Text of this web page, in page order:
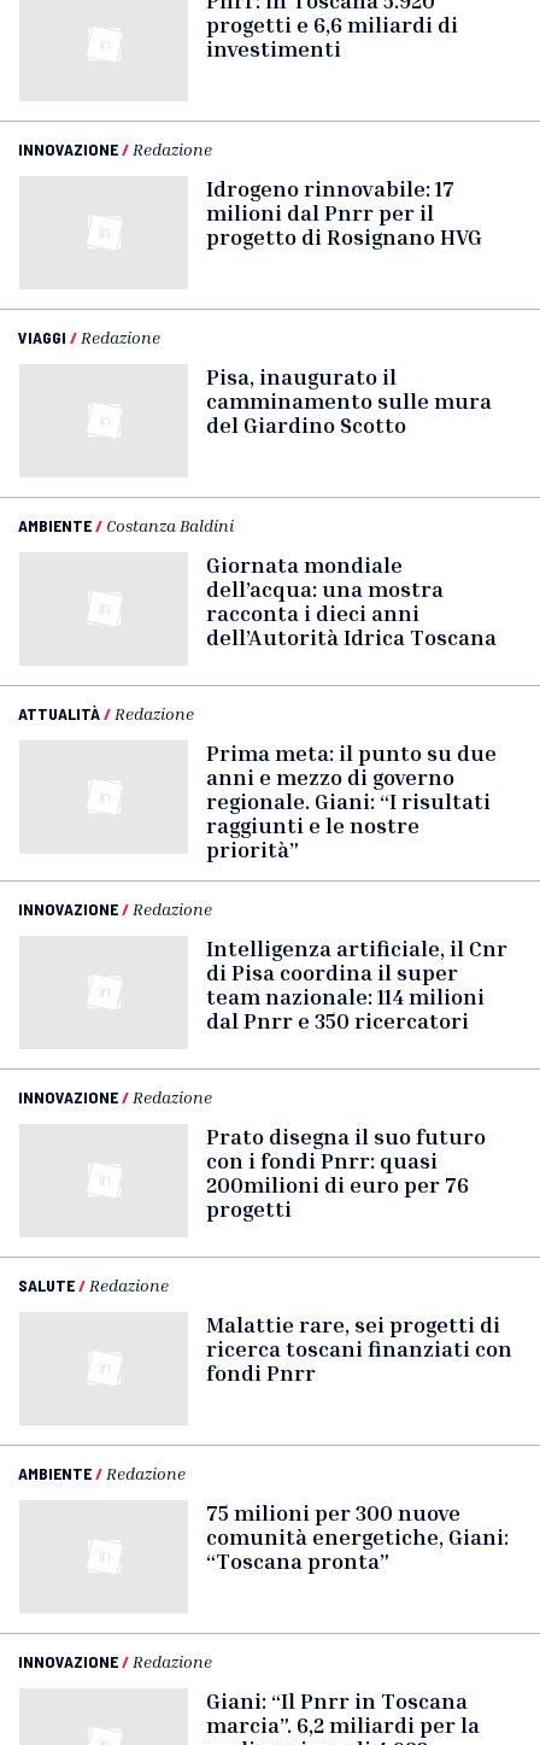
progetti e 6,6 miliardi di
investimenti
INNOVAZIONE/ Redazione
Idrogeno rinnovabile: 17
milioni dal Pnrr per il
progetto di Rosignano HVG
VIAGGI / Redazione
Pisa, inaugurato il
camminamento sulle mura
del Giardino Scotto
AMBIENTE/ Costanza Baldini
Giornata mondiale
dell’acqua: una mostra
racconta i dieci anni
dell’Autorità Idrica Toscana
ATTUALITÀ/ Redazione
Prima meta: il punto su due
anni e mezzo di governo
regionale. Giani: “I risultati
raggiunti e le nostre
priorità”
INNOVAZIONE/ Redazione
Intelligenza artificiale, il Cnr
di Pisa coordina il super
team nazionale: 114 milioni
dal Pnrr e 350 ricercatori
INNOVAZIONE/ Redazione
Prato disegna il suo futuro
con i fondi Pnrr: quasi
200milioni di euro per 76
progetti
SALUTE/ Redazione
Malattie rare, sei progetti di
ricerca toscani finanziati con
fondi Pnrr
AMBIENTE/ Redazione
75 milioni per 300 nuove
comunità energetiche, Giani:
“Toscana pronta”
INNOVAZIONE/ Redazione
Giani: “Il Pnrr in Toscana
marcia”. 6,2 miliardi per la